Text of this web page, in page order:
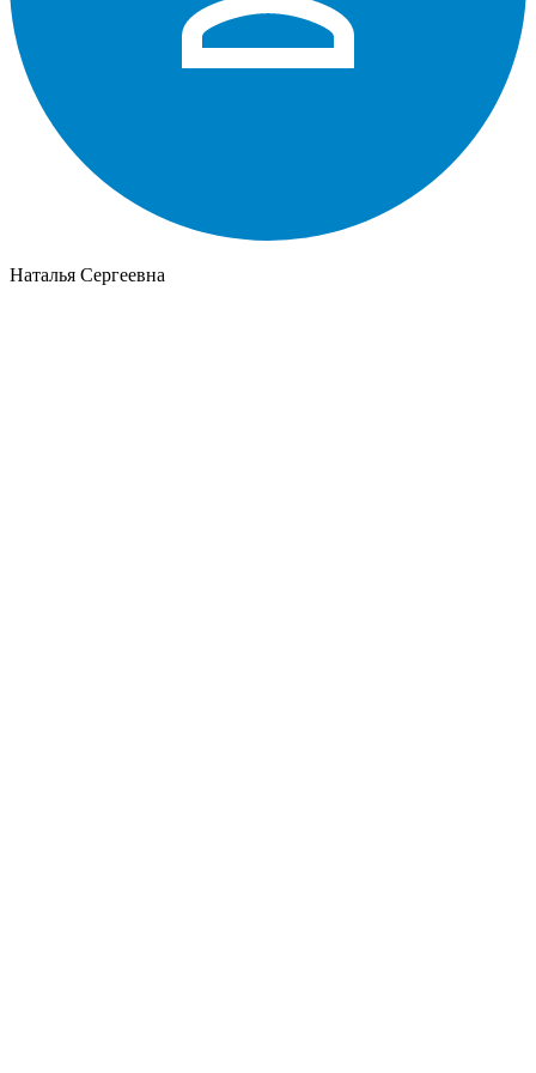
Наталья Сергеевна